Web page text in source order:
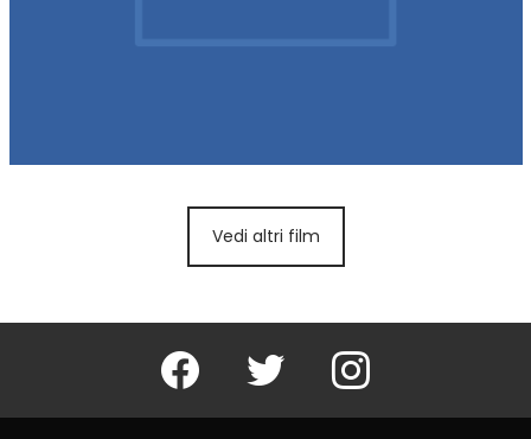
Vedi altri film
Facebook Twitter Instagram